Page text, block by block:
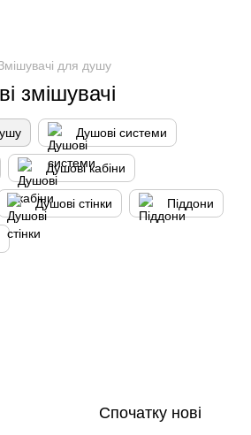
для душу
змішувачі
Душові системи
Душові кабіни
Душові стінки Піддони
Спочатку нові